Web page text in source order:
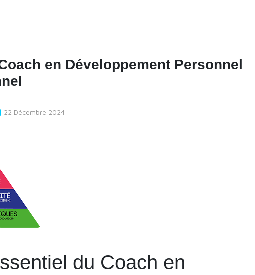
en Développement Personnel
22 Décembre 2024
du Coach en